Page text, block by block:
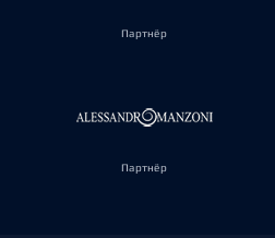
Партнёр
Партнёр